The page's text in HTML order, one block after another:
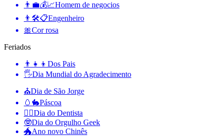
👨‍💼💰📈Homem de negocios
👨🛠📋Engenheiro
🎀Cor rosa
Feriados
👨‍👧‍👦 Dos Pais
🖐Dia Mundial do Agradecimento
⛪️Dia de São Jorge
🥚🐇Páscoa
👨‍⚕️Dia do Dentista
🤓Dia do Orgulho Geek
🐲Ano novo Chinês